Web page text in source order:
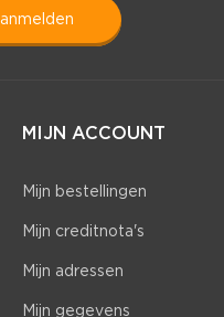
aanmelden
MIJN ACCOUNT
Mijn bestellingen
Mijn creditnota's
Mijn adressen
Mijn gegevens